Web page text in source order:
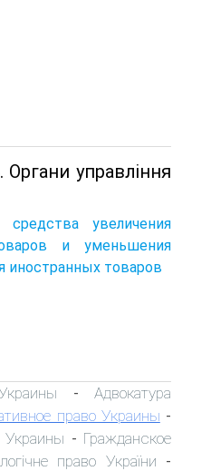
управління
увеличения
и уменьшения
иностранных товаров
-Адвокатура
право Украины -
Украины - Гражданское
право України -